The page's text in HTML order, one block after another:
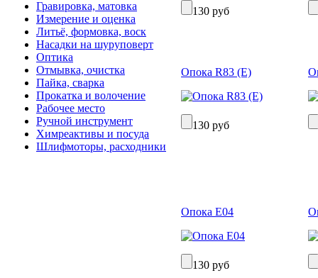
Гравировка, матовка
Измерение и оценка
Литьё, формовка, воск
Насадки на шуруповерт
Оптика
Отмывка, очистка
Пайка, сварка
Прокатка и волочение
Рабочее место
Ручной инструмент
Химреактивы и посуда
Шлифмоторы, расходники
130 руб
Опока R83 (Е)
130 руб
Опока Е04
130 руб